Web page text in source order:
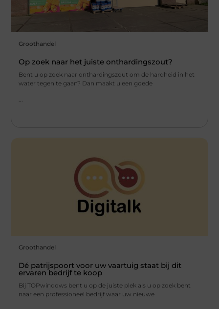
Groothandel
Op zoek naar het juiste onthardingszout?
Bent u op zoek naar onthardingszout om de hardheid in het
water tegen te gaan? Dan maakt u een goede
Groothandel
Dé patrijspoort voor uw vaartuig staat bij dit
ervaren bedrijf te koop
Bij TOPwindows bent u op de juiste plek als u op zoek bent
naar een professioneel bedrijf waar uw nieuwe